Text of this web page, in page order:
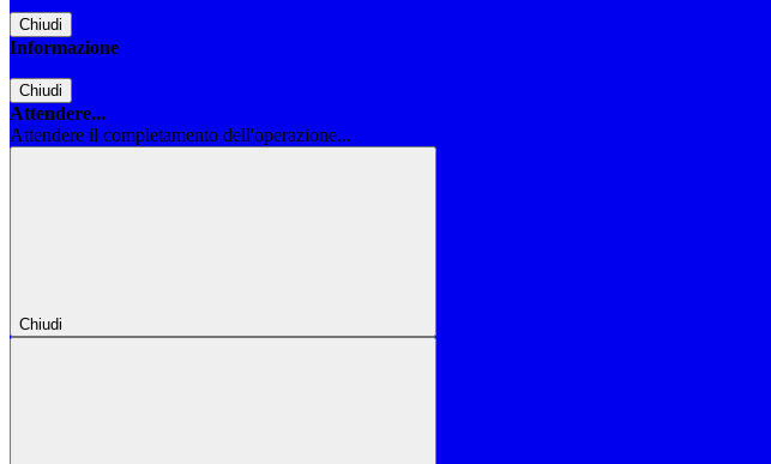
Chiudi
Informazione
Chiudi
Attendere...
Attendere il completamento dell'operazione...
Chiudi